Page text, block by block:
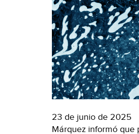
23 de junio de 2025
Márquez informó que